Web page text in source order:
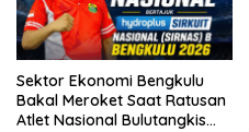
Sektor Ekonomi Bengkulu
Bakal Meroket Saat Ratusan
Atlet Nasional Bulutangkis